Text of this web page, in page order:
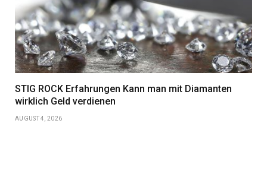
STIG ROCK Erfahrungen Kann man mit Diamanten
wirklich Geld verdienen
AUGUST 4, 2026